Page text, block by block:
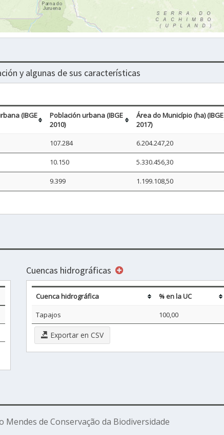
y algunas de sus características
(IBGE
Población urbana (IBGE
2010)
Área do Município (ha) (IBGE
2017)
107.284 6.204.247,20
10.150 5.330.456,30
9.399 1.199.108,50
Cuencas hidrográficas
Cuenca hidrográfica
% en la UC
Tapajos
100,00
Exportar en CSV
de Conservação da Biodiversidade